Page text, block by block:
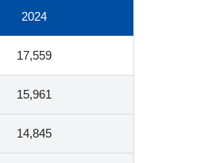
2024
17,559
15,961
14,845